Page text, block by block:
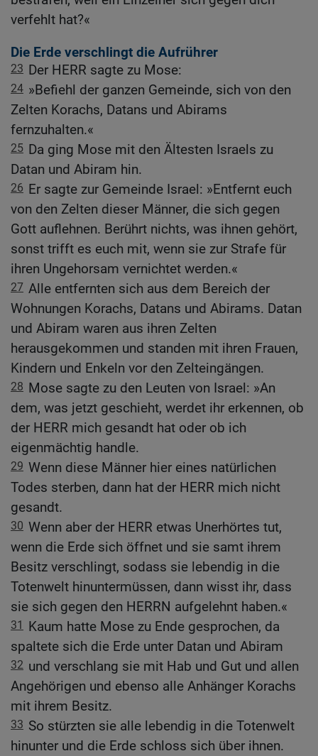
verfehlt hat?«
Die Erde verschlingt die Aufrührer
23 Der HERR sagte zu Mose:
24 »Befiehl der ganzen Gemeinde, sich von den
Zelten Korachs, Datans und Abirams
fernzuhalten.«
25 Da ging Mose mit den Ältesten Israels zu
Datan und Abiram hin.
26 Er sagte zur Gemeinde Israel: »Entfernt euch
von den Zelten dieser Männer, die sich gegen
Gott auflehnen. Berührt nichts, was ihnen gehört,
sonst trifft es euch mit, wenn sie zur Strafe für
ihren Ungehorsam vernichtet werden.«
27 Alle entfernten sich aus dem Bereich der
Wohnungen Korachs, Datans und Abirams. Datan
und Abiram waren aus ihren Zelten
herausgekommen und standen mit ihren Frauen,
Kindern und Enkeln vor den Zelteingängen.
28 Mose sagte zu den Leuten von Israel: »An
dem, was jetzt geschieht, werdet ihr erkennen, ob
der HERR mich gesandt hat oder ob ich
eigenmächtig handle.
29 Wenn diese Männer hier eines natürlichen
Todes sterben, dann hat der HERR mich nicht
gesandt.
30 Wenn aber der HERR etwas Unerhörtes tut,
wenn die Erde sich öffnet und sie samt ihrem
Besitz verschlingt, sodass sie lebendig in die
Totenwelt hinuntermüssen, dann wisst ihr, dass
sie sich gegen den HERRN aufgelehnt haben.«
31 Kaum hatte Mose zu Ende gesprochen, da
spaltete sich die Erde unter Datan und Abiram
32 und verschlang sie mit Hab und Gut und allen
Angehörigen und ebenso alle Anhänger Korachs
mit ihrem Besitz.
33 So stürzten sie alle lebendig in die Totenwelt
hinunter und die Erde schloss sich über ihnen.